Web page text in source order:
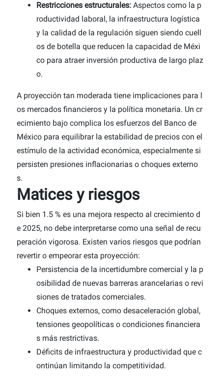
Restricciones estructurales: Aspectos como la p
roductividad laboral, la infraestructura logística
y la calidad de la regulación siguen siendo cuell
os de botella que reducen la capacidad de Méxi
co para atraer inversión productiva de largo plaz
o.
A proyección tan moderada tiene implicaciones para l
os mercados financieros y la política monetaria. Un cr
ecimiento bajo complica los esfuerzos del Banco de
México para equilibrar la estabilidad de precios con el
estímulo de la actividad económica, especialmente si
persisten presiones inflacionarias o choques externo
s.
Matices y riesgos
Si bien 1.5 % es una mejora respecto al crecimiento d
e 2025, no debe interpretarse como una señal de recu
peración vigorosa. Existen varios riesgos que podrían
revertir o empeorar esta proyección:
Persistencia de la incertidumbre comercial y la p
osibilidad de nuevas barreras arancelarias o revi
siones de tratados comerciales.
Choques externos, como desaceleración global,
tensiones geopolíticas o condiciones financiera
s más restrictivas.
Déficits de infraestructura y productividad que c
ontinúan limitando la competitividad.